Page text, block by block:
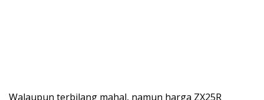
Walaupun terbilang mahal, namun harga ZX25R